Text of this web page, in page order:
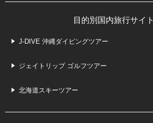
目的別国内旅行サイト
J-DIVE 沖縄ダイビングツアー
ジェイトリップ ゴルフツアー
北海道スキーツアー